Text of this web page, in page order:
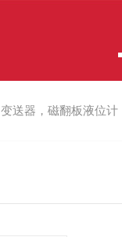
送器，磁翻板液位计